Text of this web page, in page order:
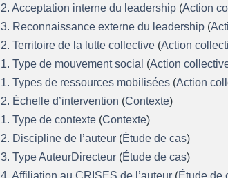
2. Acceptation interne du leadership (Action
3. Reconnaissance externe du leadership (
2. Territoire de la lutte collective (Action
1. Type de mouvement social (Action
1. Types de ressources mobilisées (Action
2. Échelle d’intervention (Contexte)
1. Type de contexte (Contexte)
2. Discipline de l’auteur (Étude de cas)
3. Type AuteurDirecteur (Étude de cas)
4. Affiliation au CRISES de l’auteur (Étude de